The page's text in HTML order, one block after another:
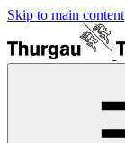
Skip to main content